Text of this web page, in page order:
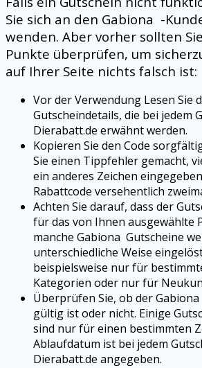
Sie sich an den Gabiona -
wenden. Aber vorher sollten
Punkte überprüfen, um
auf Ihrer Seite nichts falsch ist:
Vor der Verwendung Lesen Sie
Gutscheindetails, die bei jedem
Dierabatt.de erwähnt werden.
Kopieren Sie den Code
Sie einen Tippfehler gemacht,
ein anderes Zeichen
Rabattcode versehentlich
Achten Sie darauf, dass der
für das von Ihnen ausgewählte
manche Gabiona Gutscheine
unterschiedliche Weise
beispielsweise nur für
Kategorien oder nur für
Überprüfen Sie, ob derGabiona
gültig ist oder nicht. Einige
sind nur für einen bestimmten
Ablaufdatum ist bei jedem
Dierabatt.de angegeben.